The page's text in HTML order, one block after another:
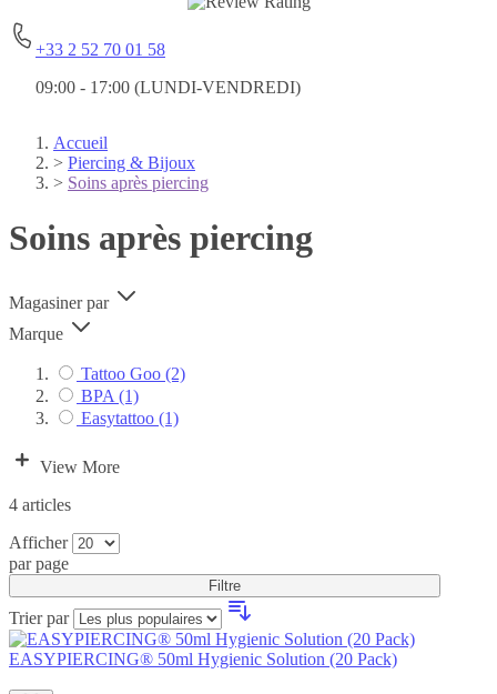
+33 2 52 70 01 58
09:00 - 17:00 (LUNDI-VENDREDI)
Accueil
> Piercing & Bijoux
> Soins après piercing
Soins après piercing
Magasiner par
Marque
Tattoo Goo (2)
BPA (1)
Easytattoo (1)
View More
4 articles
Afficher
par page
Filtre
Trier par
EASYPIERCING® 50ml Hygienic Solution (20 Pack)